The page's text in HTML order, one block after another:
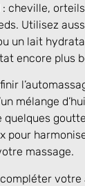
cheville,
Utilisez
un lait
encore plus
mélange
quelques
pour
massage.
votre